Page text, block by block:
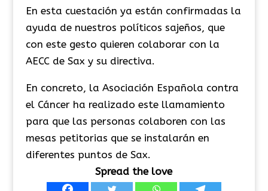
En esta cuestación ya están confirmadas la
ayuda de nuestros políticos sajeños, que
con este gesto quieren colaborar con la
AECC de Sax y su directiva.
En concreto, la Asociación Española contra
el Cáncer ha realizado este llamamiento
para que las personas colaboren con las
mesas petitorias que se instalarán en
diferentes puntos de Sax.
Spread the love